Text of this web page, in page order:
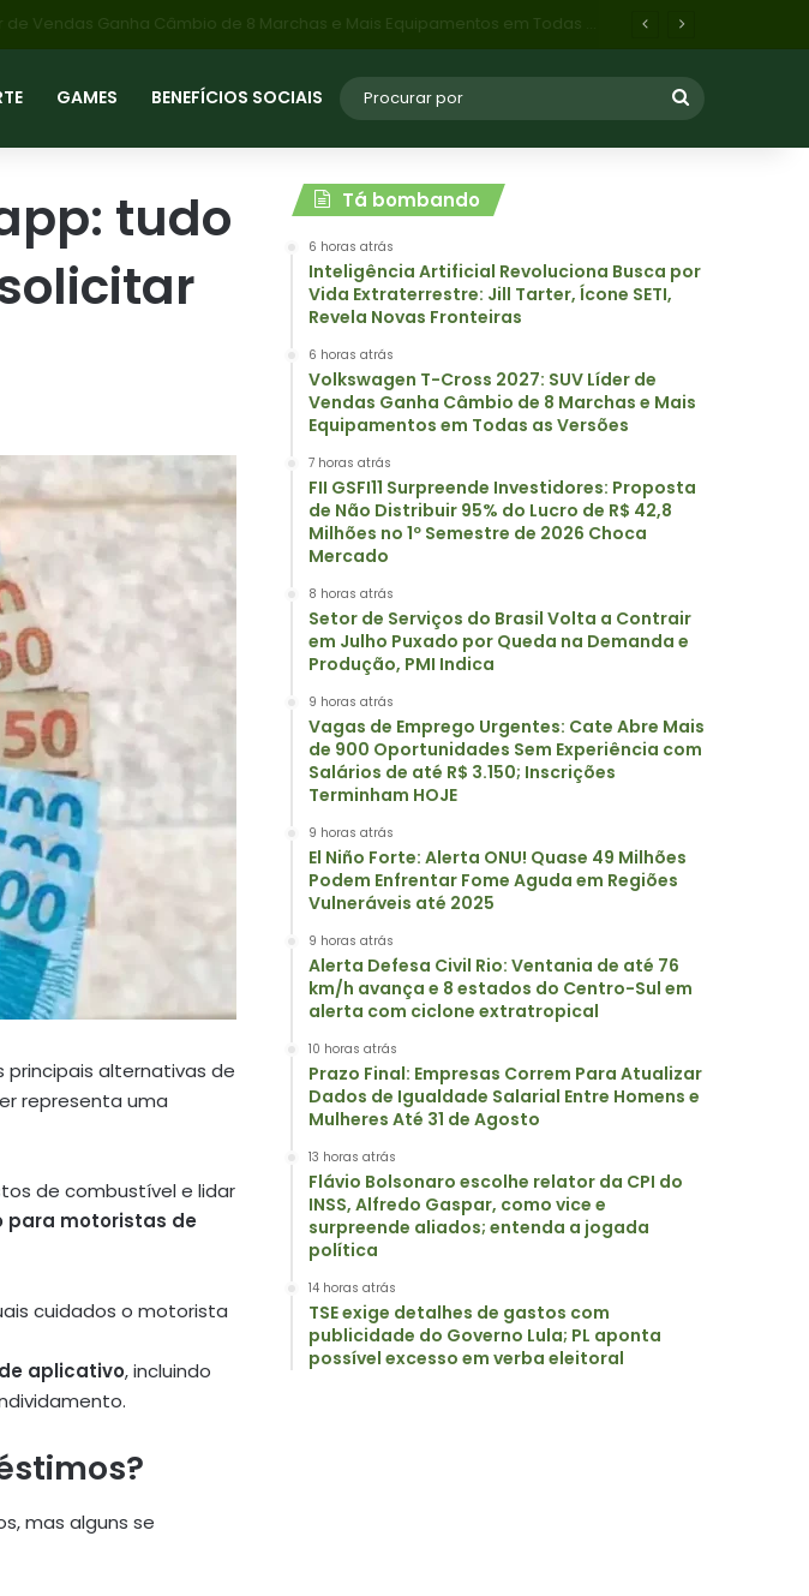
GAMES BENEFÍCIOS SOCIAIS
tudo
principais alternativas de
representa uma
de combustível e lidar
para motoristas de
cuidados o motorista
aplicativo, incluindo
mas alguns se
Tá bombando
6 horas atrás
Inteligência Artificial Revoluciona Busca por
Vida Extraterrestre: Jill Tarter, Ícone SETI,
Revela Novas Fronteiras
6 horas atrás
Volkswagen T-Cross 2027: SUV Líder de
Vendas Ganha Câmbio de 8 Marchas e Mais
Equipamentos em Todas as Versões
7 horas atrás
FII GSFI11 Surpreende Investidores: Proposta
de Não Distribuir 95% do Lucro de R$ 42,8
Milhões no 1º Semestre de 2026 Choca
Mercado
8 horas atrás
Setor de Serviços do Brasil Volta a Contrair
em Julho Puxado por Queda na Demanda e
Produção, PMI Indica
9 horas atrás
Vagas de Emprego Urgentes: Cate Abre Mais
de 900 Oportunidades Sem Experiência com
Salários de até R$ 3.150; Inscrições
Terminham HOJE
9 horas atrás
El Niño Forte: Alerta ONU! Quase 49 Milhões
Podem Enfrentar Fome Aguda em Regiões
Vulneráveis até 2025
9 horas atrás
Alerta Defesa Civil Rio: Ventania de até 76
km/h avança e 8 estados do Centro-Sul em
alerta com ciclone extratropical
10 horas atrás
Prazo Final: Empresas Correm Para Atualizar
Dados de Igualdade Salarial Entre Homens e
Mulheres Até 31 de Agosto
13 horas atrás
Flávio Bolsonaro escolhe relator da CPI do
INSS, Alfredo Gaspar, como vice e
surpreende aliados; entenda a jogada
política
14 horas atrás
TSE exige detalhes de gastos com
publicidade do Governo Lula; PL aponta
possível excesso em verba eleitoral